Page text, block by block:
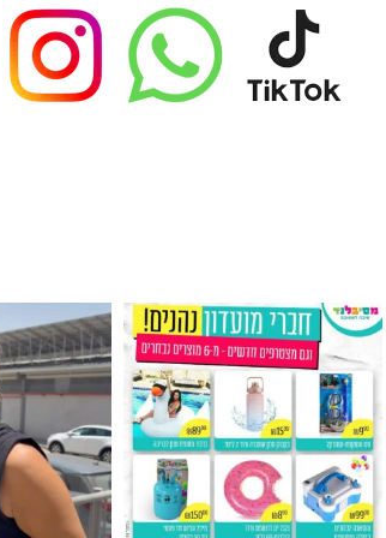
מין העובר רק במסיבלנד !! קיים
כוס נירוסטה ענקית שכול אחד